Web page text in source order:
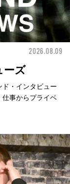
2026.08.09
ーズ
ド・インタビュー
仕事からプライベ